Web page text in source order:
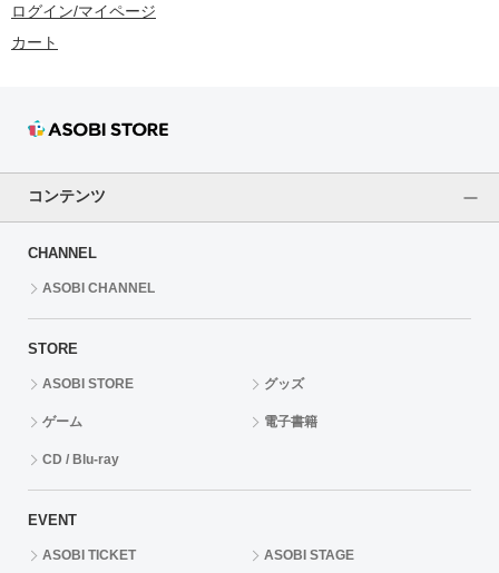
EVENT
その他先行受付
ログイン/マイページ
カート
コンテンツ
CHANNEL
ASOBI CHANNEL
STORE
ASOBI STORE グッズ
ゲーム 電子書籍
CD / Blu-ray
EVENT
ASOBI TICKET ASOBI STAGE